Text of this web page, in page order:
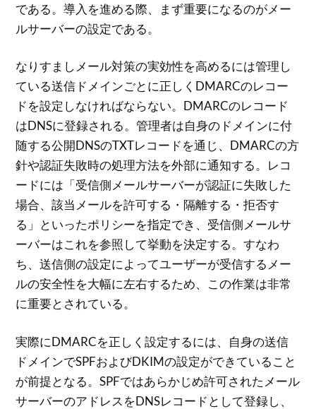
である。導入を進める際、まず重要になるのがメー
ルサーバーの設定である。
なりすましメール対策の実効性を高めるには管理し
ている送信ドメインごとに正しくDMARCのレコー
ドを設定しなければならない。DMARCのレコード
はDNSに登録される。管理者は自身のドメインに付
随する公開DNSのTXTレコードを通じ、DMARCの方
針や認証失敗時の処理方法を外部に通知する。レコ
ードには「受信側メールサーバーが認証に失敗した
場合、該当メールを許可する・隔離する・拒否す
る」といったポリシーを指定でき、受信側メールサ
ーバーはこれを参照して挙動を決定する。すなわ
ち、送信側の設定によってユーザーが受信するメー
ルの安全性を大幅に左右するため、この作業は非常
に重要とされている。
実際にDMARCを正しく設定するには、自身の送信
ドメインでSPFおよびDKIMの設定ができていること
が前提となる。SPFではあらかじめ許可されたメール
サーバーのアドレスをDNSレコードとして登録し、